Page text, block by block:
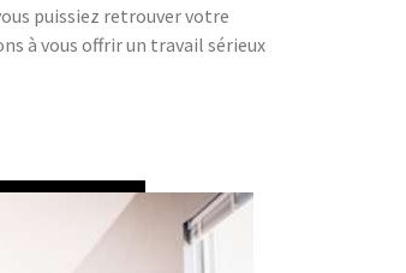
puissiez retrouver votre
à vous offrir un travail sérieux